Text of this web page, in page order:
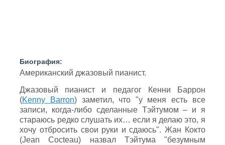
Биография:
Американский джазовый пианист.
Джазовый пианист и педагог Кенни Баррон
(Kenny Barron) заметил, что "у меня есть все
записи, когда-либо сделанные Тэйтумом – и я
стараюсь редко слушать их… если я делаю это, я
хочу отбросить свои руки и сдаюсь". Жан Кокто
(Jean Cocteau) назвал Тэйтума "безумным